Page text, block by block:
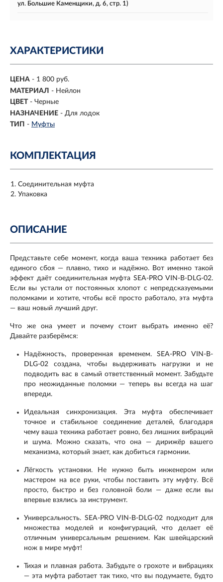
ул. Большие Каменщики, д. 6, стр. 1)
ХАРАКТЕРИСТИКИ
ЦЕНА - 1 800 руб.
МАТЕРИАЛ - Нейлон
ЦВЕТ - Черные
НАЗНАЧЕНИЕ - Для лодок
ТИП - Муфты
КОМПЛЕКТАЦИЯ
Соединительная муфта
Упаковка
ОПИСАНИЕ
Представьте себе момент, когда ваша техника работает без
единого сбоя — плавно, тихо и надёжно. Вот именно такой
эффект даёт соединительная муфта SEA-PRO VIN-B-DLG-02.
Если вы устали от постоянных хлопот с непредсказуемыми
поломками и хотите, чтобы всё просто работало, эта муфта
— ваш новый лучший друг.
Что же она умеет и почему стоит выбрать именно её?
Давайте разберёмся:
Надёжность, проверенная временем. SEA-PRO VIN-B-
DLG-02 создана, чтобы выдерживать нагрузки и не
подводить вас в самый ответственный момент. Забудьте
про неожиданные поломки — теперь вы всегда на шаг
впереди.
Идеальная синхронизация. Эта муфта обеспечивает
точное и стабильное соединение деталей, благодаря
чему ваша техника работает ровно, без лишних вибраций
и шума. Можно сказать, что она — дирижёр вашего
механизма, который знает, как добиться гармонии.
Лёгкость установки. Не нужно быть инженером или
мастером на все руки, чтобы поставить эту муфту. Всё
просто, быстро и без головной боли — даже если вы
впервые взялись за инструмент.
Универсальность. SEA-PRO VIN-B-DLG-02 подходит для
множества моделей и конфигураций, что делает её
отличным универсальным решением. Как швейцарский
нож в мире муфт!
Тихая и плавная работа. Забудьте о грохоте и вибрациях
— эта муфта работает так тихо, что вы подумаете, будто